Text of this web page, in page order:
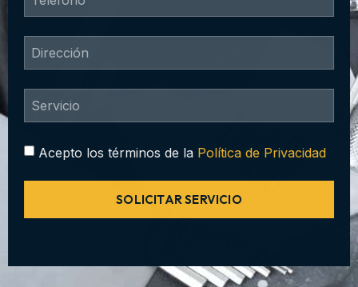
Acepto los términos de la Política de Privacidad
SOLICITAR SERVICIO